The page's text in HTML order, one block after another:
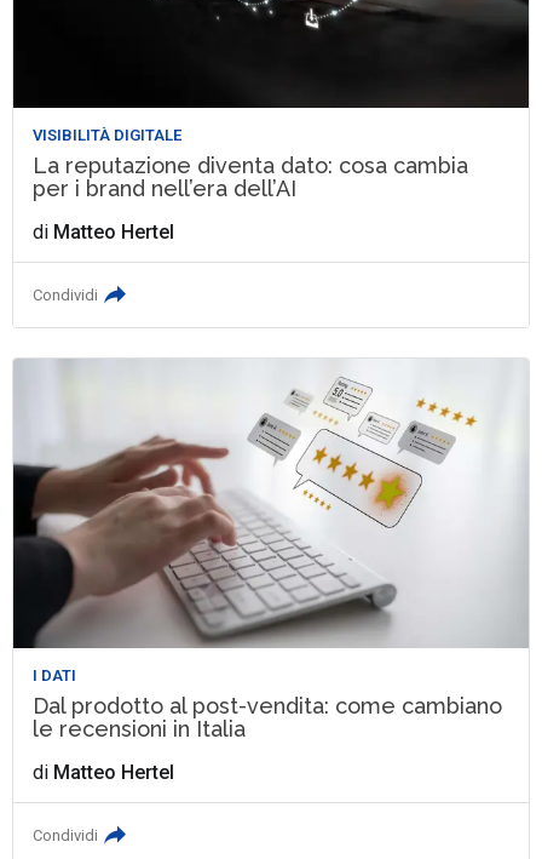
VISIBILITÀ DIGITALE
La reputazione diventa dato: cosa cambia
per i brand nell’era dell’AI
di Matteo Hertel
Condividi
I DATI
Dal prodotto al post-vendita: come cambiano
le recensioni in Italia
di Matteo Hertel
Condividi